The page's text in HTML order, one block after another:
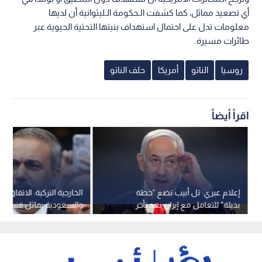
أي تصعيد مماثل، كما كشفت الـحكومة الـليثوانية أن لديها
معلومات تدل على احتمال استهداف بنيتها التحتية الحيوية عبر
طائرات مسيرة.
روسيا الناتو أمريكا حلف الناتو
اقرأ أيضاً
الخارجية التركية:
ميثاق النيتو الخاصة
إعلام عبري: تل أبيب تضع "خطة
بديلة" للتعامل مع إيران بعد تأخر
الحسم الأمريكي